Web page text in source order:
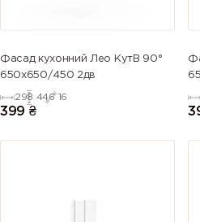
Фасад кухонний Лео КутВ 90°
650х650/450 2дв
298 446 16
399 ₴